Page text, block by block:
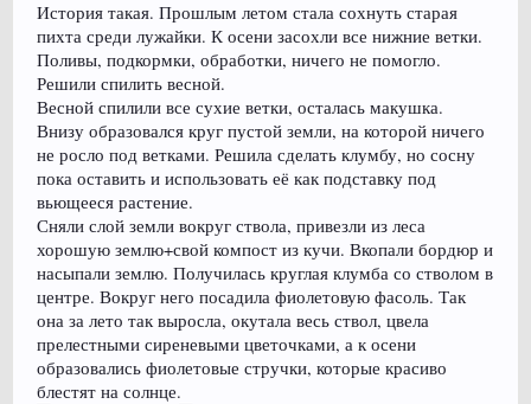
История такая. Прошлым летом стала сохнуть старая
пихта среди лужайки. К осени засохли все нижние ветки.
Поливы, подкормки, обработки, ничего не помогло.
Решили спилить весной.
Весной спилили все сухие ветки, осталась макушка.
Внизу образовался круг пустой земли, на которой ничего
не росло под ветками. Решила сделать клумбу, но сосну
пока оставить и использовать её как подставку под
вьющееся растение.
Сняли слой земли вокруг ствола, привезли из леса
хорошую землю+свой компост из кучи. Вкопали бордюр и
насыпали землю. Получилась круглая клумба со стволом в
центре. Вокруг него посадила фиолетовую фасоль. Так
она за лето так выросла, окутала весь ствол, цвела
прелестными сиреневыми цветочками, а к осени
образовались фиолетовые стручки, которые красиво
блестят на солнце.